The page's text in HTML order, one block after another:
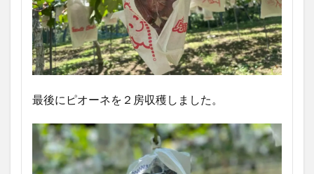
最後にピオーネを２房収穫しました。